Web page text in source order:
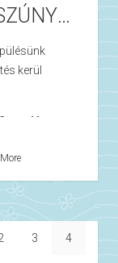
TÁJÉKOZTATÓ FÖLDI SZÚNYOGGYÉRÍTÉSRŐL
kerül
napján,
ULV
More
3 4